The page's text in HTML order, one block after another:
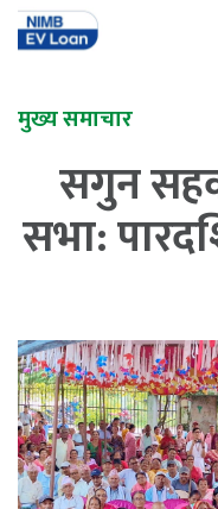
मुख्य समाचार
सगुन
सभा: